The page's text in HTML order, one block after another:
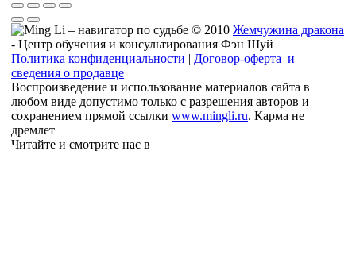
© 2010 Жемчужина дракона
- Центр обучения и консультирования Фэн Шуй
Политика конфиденциальности | Договор-оферта и
сведения о продавце
Воспроизведение и использование материалов сайта в
любом виде допустимо только с разрешения авторов и
сохранением прямой ссылки www.mingli.ru. Карма не
дремлет
Читайте и смотрите нас в